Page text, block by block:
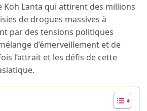
Koh Lanta qui attirent des millions
de drogues massives à
par des tensions politiques
d’émerveillement et de
l’attrait et les défis de cette